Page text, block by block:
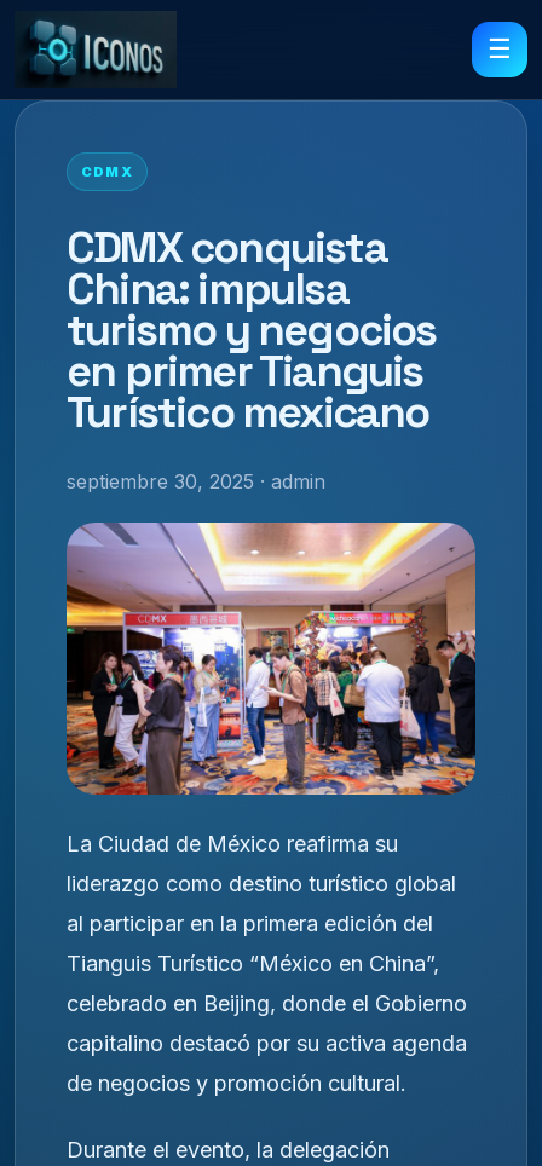
☰
CDMX
CDMX conquista
China: impulsa
turismo y negocios
en primer Tianguis
Turístico mexicano
septiembre 30, 2025 · admin
La Ciudad de México reafirma su
liderazgo como destino turístico global
al participar en la primera edición del
Tianguis Turístico “México en China”,
celebrado en Beijing, donde el Gobierno
capitalino destacó por su activa agenda
de negocios y promoción cultural.
Durante el evento, la delegación